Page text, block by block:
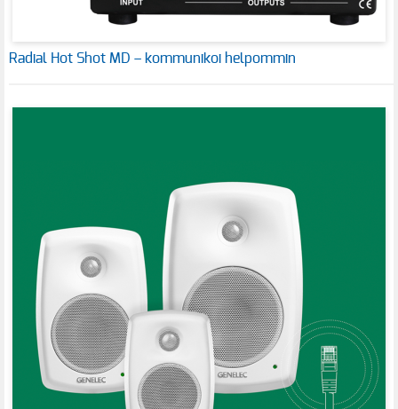
Radial Hot Shot MD – kommunikoi helpommin